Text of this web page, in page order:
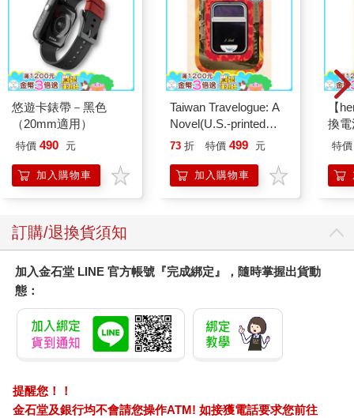
悠遊卡錶帶－黑色
（20mm適用）
特價 490 元
加入購物車
Taiwan Travelogue: A
Novel(U.S.-printed
edition)
73 折 特價 499 元
加入購物車
【
換電
特價
訂購/退換貨須知
加入金石堂 LINE 官方帳號『完成綁定』，隨時掌握出貨動
態：
提醒您！！
金石堂及銀行均不會請您操作ATM! 如接獲電話要求您前往